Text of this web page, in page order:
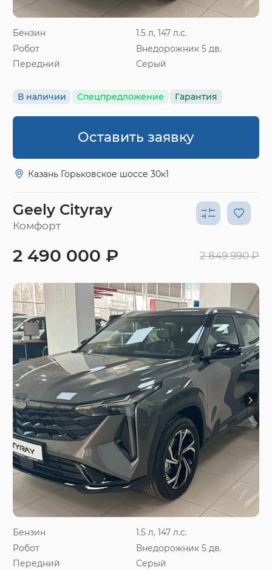
Бензин
1.5 л, 147 л.с.
Робот
Внедорожник 5 дв.
Передний
Серый
В наличии Спецпредложение Гарантия
Оставить заявку
Казань Горьковское шоссе 30к1
Geely Cityray
Комфорт
Бензин
1.5 л, 147 л.с.
Робот
Внедорожник 5 дв.
Передний
Серый
2 490 000 ₽ 2 849 990 ₽